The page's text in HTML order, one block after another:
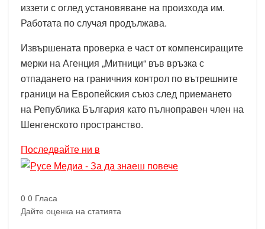
иззети с оглед установяване на произхода им.
Работата по случая продължава.
Извършената проверка е част от компенсиращите
мерки на Агенция „Митници“ във връзка с
отпадането на граничния контрол по вътрешните
граници на Европейския съюз след приемането
на Република България като пълноправен член на
Шенгенското пространство.
Последвайте ни в
0 0 Гласа
Дайте оценка на статията